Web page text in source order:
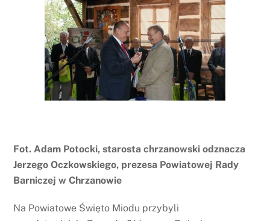
Fot. Adam Potocki, starosta chrzanowski odznacza
Jerzego Oczkowskiego, prezesa Powiatowej Rady
Barniczej w Chrzanowie
Na Powiatowe Święto Miodu przybyli